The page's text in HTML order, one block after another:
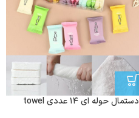
دستمال حوله ای ۱۴ عددی towel